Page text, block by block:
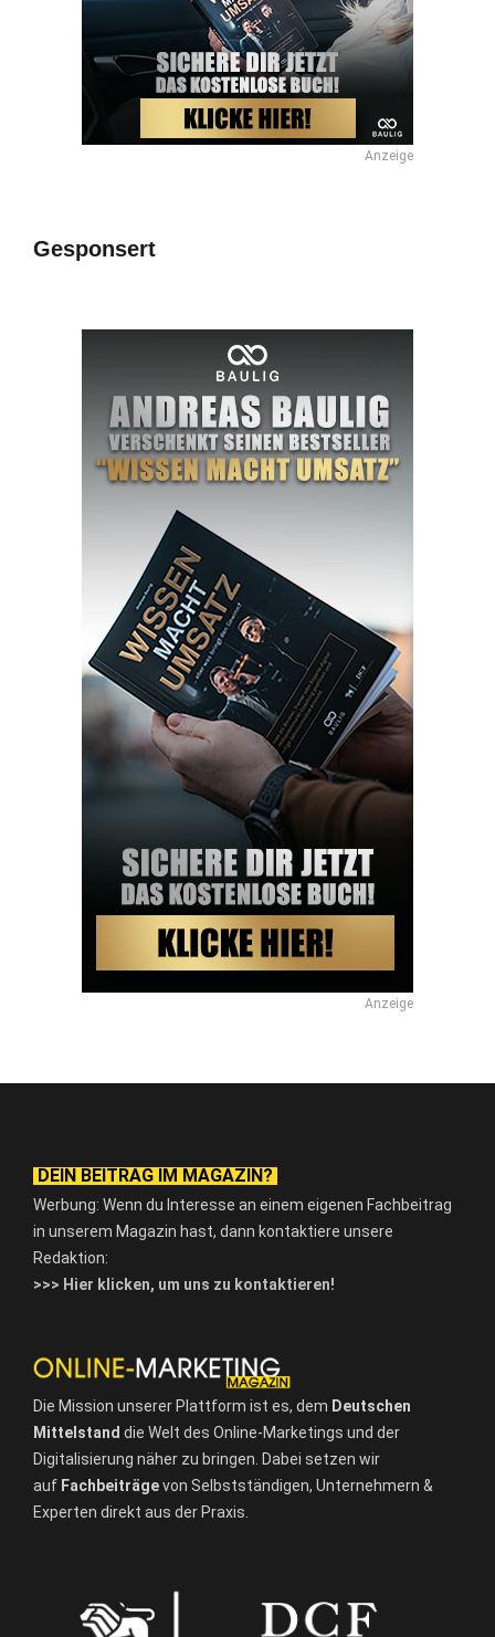
Anzeige
Gesponsert
Anzeige
DEIN BEITRAG IM MAGAZIN?
Werbung: Wenn du Interesse an einem eigenen Fachbeitrag
in unserem Magazin hast, dann kontaktiere unsere
Redaktion:
>>> Hier klicken, um uns zu kontaktieren!
Die Mission unserer Plattform ist es, dem Deutschen
Mittelstand die Welt des Online-Marketings und der
Digitalisierung näher zu bringen. Dabei setzen wir
auf Fachbeiträgevon Selbstständigen, Unternehmern &
Experten direkt aus der Praxis.